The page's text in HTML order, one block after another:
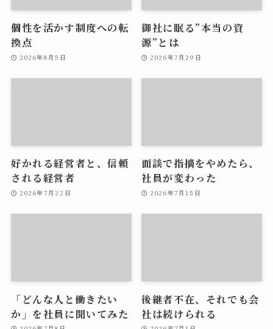
個性を活かす制度への転
換点
2026年8月5日
御社に眠る”本当の資
源”とは
2026年7月29日
好かれる経営者と、信頼
される経営者
2026年7月22日
面談で指摘をやめたら、
社員が変わった
2026年7月15日
「どんな人と働きたい
か」を社員に聞いてみた
後継者不在、それでも会
社は続けられる